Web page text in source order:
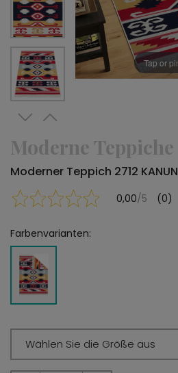
Tap or
Moderne Teppiche
Moderner Teppich 2712
0,00/5 (0)
Farbenvarianten:
Wählen Sie die Größe aus